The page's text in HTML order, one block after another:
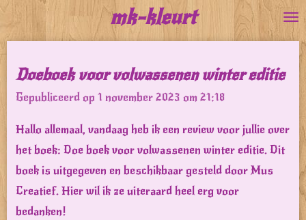
direct
de
hoofdinhoud
mk-kleurt
Doeboek voor volwassenen winter editie
Gepubliceerd op 1 november 2023 om 21:18
Hallo allemaal, vandaag heb ik een review voor jullie over
het boek: Doe boek voor volwassenen winter editie. Dit
boek is uitgegeven en beschikbaar gesteld door Mus
Creatief. Hier wil ik ze uiteraard heel erg voor
bedanken!